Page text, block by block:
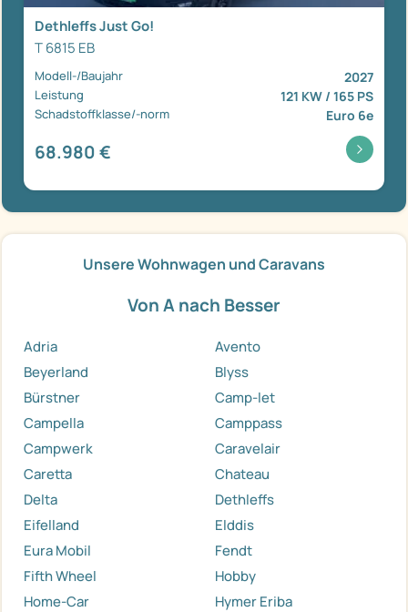
Dethleffs Just Go!
T 6815 EB
Modell-/Baujahr 2027
Leistung 121 KW / 165 PS
Schadstoffklasse/-norm Euro 6e
68.980 €
Unsere Wohnwagen und Caravans
Von A nach Besser
Adria
Avento
Beyerland
Blyss
Bürstner
Camp-let
Campella
Camppass
Campwerk
Caravelair
Caretta
Chateau
Delta
Dethleffs
Eifelland
Elddis
Eura Mobil
Fendt
Fifth Wheel
Hobby
Home-Car
Hymer Eriba